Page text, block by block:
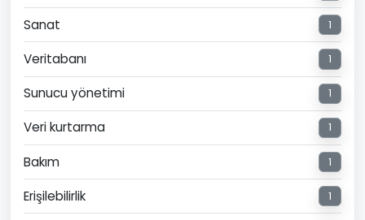
Sanat 1
Veritabanı 1
Sunucu yönetimi 1
Veri kurtarma 1
Bakım 1
Erişilebilirlik 1